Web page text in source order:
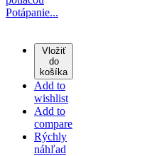
Vložiť
do
košíka
Add to
wishlist
Add to
compare
Rýchly
náhľad